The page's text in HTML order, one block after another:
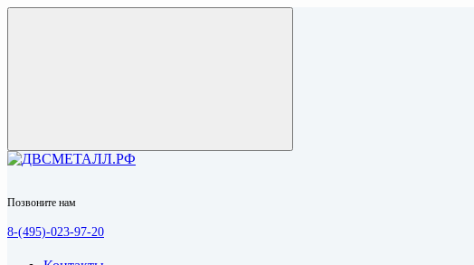
Позвоните нам
8-(495)-023-97-20